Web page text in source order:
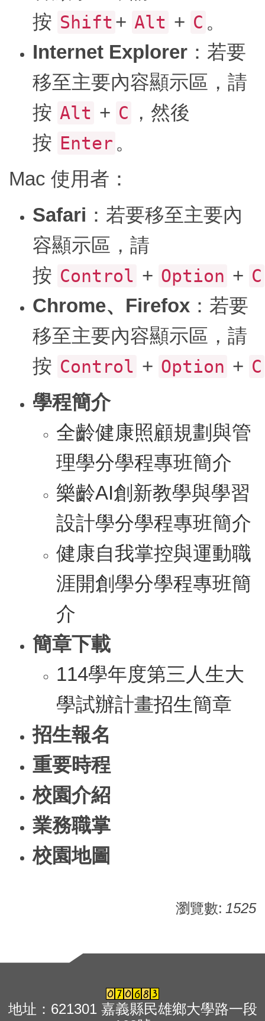
按 Shift + Alt + C 。
Internet Explorer ：若要
移至主要內容顯示區，請
按 Alt + C ，然後
按 Enter 。
Mac 使用者：
Safari ：若要移至主要內
容顯示區，請
按 Control + Option + C
Chrome、Firefox ：若要
移至主要內容顯示區，請
按 Control + Option + C
學程簡介
全齡健康照顧規劃與管
理學分學程專班簡介
樂齡AI創新教學與學習
設計學分學程專班簡介
健康自我掌控與運動職
涯開創學分學程專班簡
介
簡章下載
114學年度第三人生大
學試辦計畫招生簡章
招生報名
重要時程
校園介紹
業務職掌
校園地圖
瀏覽數: 1525
地址：621301 嘉義縣民雄鄉大學路一段